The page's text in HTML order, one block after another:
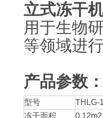
立式冻干
用于生物
等领域进
产品参数
型号
THLG-
冻干面积
0.12m2